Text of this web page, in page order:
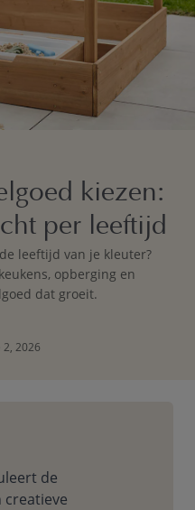
kiezen:
per leeftijd
leeftijd van je kleuter?
opberging en
dat groeit.
2, 2026
de
creatieve